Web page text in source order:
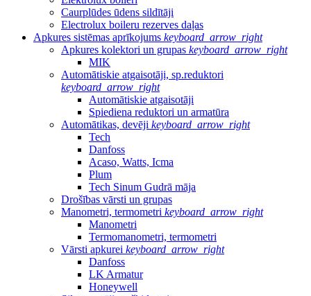
Caurplūdes ūdens sildītāji
Electrolux boileru rezerves daļas
Apkures sistēmas aprīkojums keyboard_arrow_right
Apkures kolektori un grupas keyboard_arrow_right
MIK
Automātiskie atgaisotāji, sp.reduktori
keyboard_arrow_right
Automātiskie atgaisotāji
Spiediena reduktori un armatūra
Automātikas, devēji keyboard_arrow_right
Tech
Danfoss
Acaso, Watts, Icma
Plum
Tech Sinum Gudrā māja
Drošības vārsti un grupas
Manometri, termometri keyboard_arrow_right
Manometri
Termomanometri, termometri
Vārsti apkurei keyboard_arrow_right
Danfoss
LK Armatur
Honeywell